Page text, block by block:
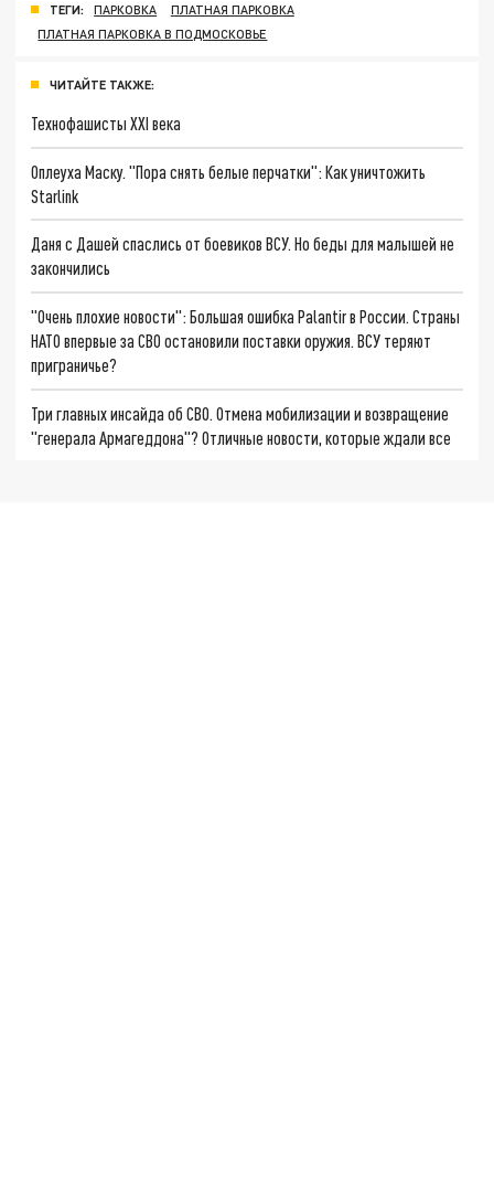
ТЕГИ: ПАРКОВКА
ПЛАТНАЯ ПАРКОВКА
ПЛАТНАЯ ПАРКОВКА В ПОДМОСКОВЬЕ
ЧИТАЙТЕ ТАКЖЕ:
Технофашисты XXI века
Оплеуха Маску. "Пора снять белые перчатки": Как уничтожить
Starlink
Даня с Дашей спаслись от боевиков ВСУ. Но беды для малышей не
закончились
"Очень плохие новости": Большая ошибка Palantir в России. Страны
НАТО впервые за СВО остановили поставки оружия. ВСУ теряют
приграничье?
Три главных инсайда об СВО. Отмена мобилизации и возвращение
"генерала Армагеддона"? Отличные новости, которые ждали все